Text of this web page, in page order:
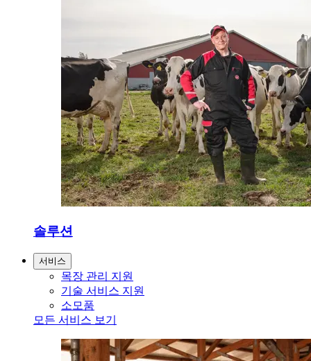
솔루션
서비스
목장 관리 지원
기술 서비스 지원
소모품
모든 서비스 보기